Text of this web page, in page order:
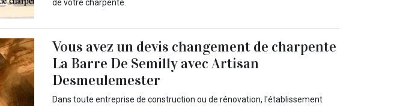
de votre charpente.
Vous avez un devis changement de charpente
La Barre De Semilly avec Artisan
Desmeulemester
Dans toute entreprise de construction ou de rénovation, l'établissement